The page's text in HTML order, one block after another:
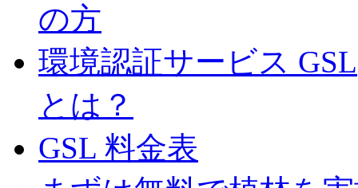
の方
環境認証サービス
とは？
GSL 料金表